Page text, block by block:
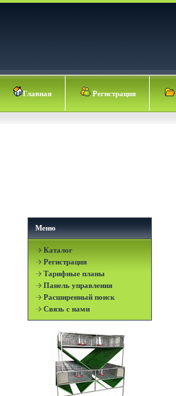
Главная Регистрация
Меню
Каталог
Регистрация
Тарифные планы
Панель управления
Расширенный поиск
Связь с нами